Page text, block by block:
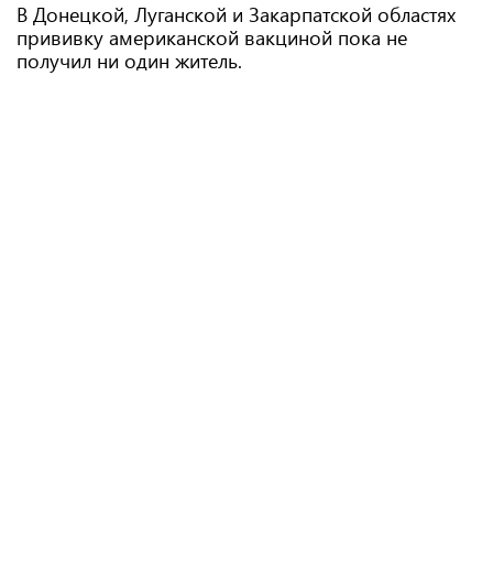
В Донецкой, Луганской и Закарпатской областях
прививку американской вакциной пока не
получил ни один житель.